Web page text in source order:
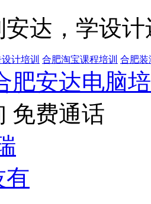
安达，学设
计培训 合肥淘宝课程培训 合肥装
肥安达电脑
免费通话